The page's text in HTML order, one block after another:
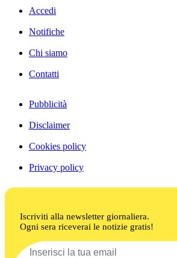
Accedi
Notifiche
Chi siamo
Contatti
Pubblicità
Disclaimer
Cookies policy
Privacy policy
Iscriviti alla newsletter giornaliera.
Ogni sera riceverai le notizie gratis!